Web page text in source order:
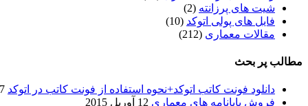
شیت های پرزانته (2)
فایل های پولی اتوکد (10)
مقالات معماری (212)
مطالب پر بحث
دانلود فونت کاتب اتوکد+نحوه استفاده از فونت کاتب در اتوکد 7 آگوست 2017
فروش پایانامه های معماری 12 آوریل 2015